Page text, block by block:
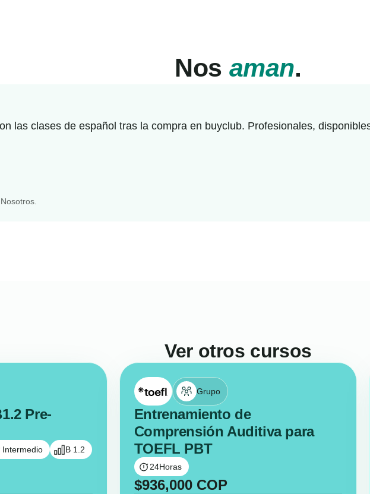
Nos aman.
las clases de español tras la compra en buyclub. Profesionales,
Ver otros cursos
Pre-
Intermedio B 1.2
Grupo
Entrenamiento de
Comprensión Auditiva para
TOEFL PBT
24Horas
$936,000COP